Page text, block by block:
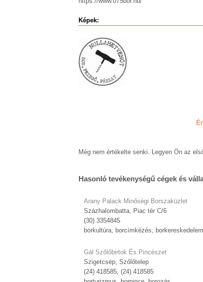
Képek:
Még nem értékelte senki. Legyen Ön az
Hasonló tevékenységű cégek és
Arany Palack Minőségi Borszaküzlet
Százhalombatta, Piac tér C/6
(30) 3354845
borkultúra, borcímkézés, borkereskedelem
Gál Szőlőbirtok És Pincészet
Szigetcsép, Szőlőtelep
(24) 418585, (24) 418585